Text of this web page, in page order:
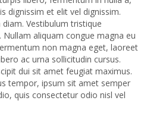
dignissim et elit vel dignissim.
Vestibulum tristique
aliquam congue magna eu
non magna eget, laoreet
ac urna sollicitudin cursus.
dui sit amet feugiat maximus.
tempor, ipsum sit amet semper
quis consectetur odio nisl vel